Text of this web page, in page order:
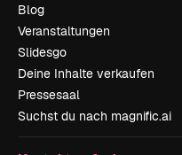
Blog
Veranstaltungen
Slidesgo
Deine Inhalte verkaufen
Pressesaal
Suchst du nach magnific.ai